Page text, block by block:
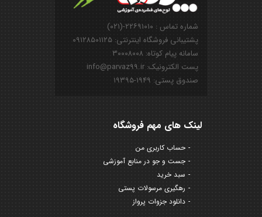
شماره تماس : ۲۲۶۹۱۰۱۰-(۰۲۱)
پشتیبانی فروشگاه اینترنتی: ۰۹۱۲۸۵۰۱۱۲۵
سامانه پیام کوتاه: ۳۰۰۰۸۰۰۸
پست الکترونیک: info@parvaz99.ir
صندوق پستی: ۱۹۴۹-۱۹۳۹۵
لینک های مهم فروشگاه
حساب کاربری من
جست و جو در منابع آموزشی
سبد خرید
رهگیری مرسولات پستی
دانلود جزوات پرواز